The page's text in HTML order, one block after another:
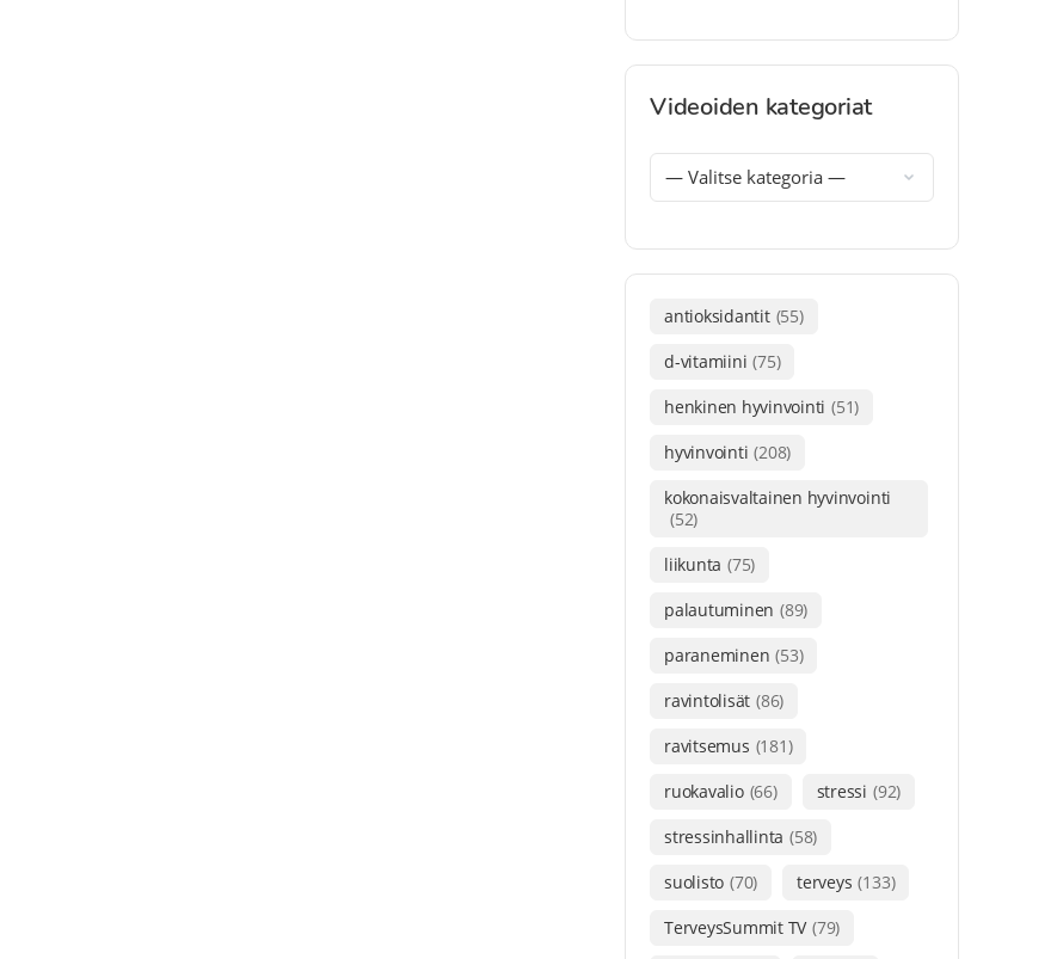
Videoiden kategoriat
antioksidantit (55)
d-vitamiini (75)
henkinen hyvinvointi (51)
hyvinvointi (208)
kokonaisvaltainen hyvinvointi
(52)
liikunta (75)
palautuminen (89)
paraneminen (53)
ravintolisät (86)
ravitsemus (181)
ruokavalio (66) stressi (92)
stressinhallinta (58)
suolisto (70) terveys (133)
TerveysSummit TV (79)